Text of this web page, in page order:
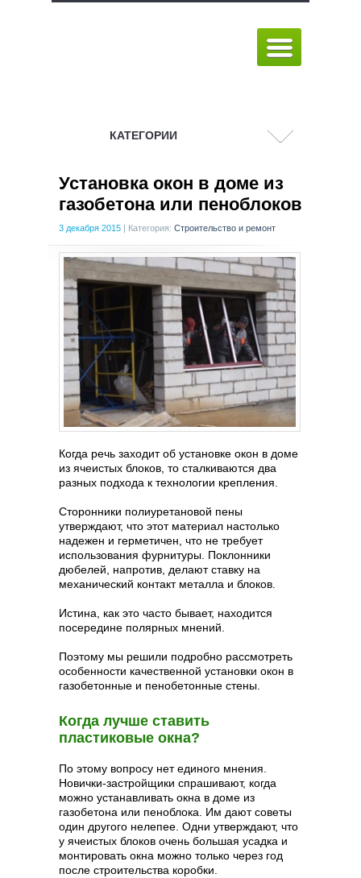
КАТЕГОРИИ
Установка окон в доме из
газобетона или пеноблоков
3 декабря 2015 | Категория: Строительство и ремонт
Когда речь заходит об установке окон в доме
из ячеистых блоков, то сталкиваются два
разных подхода к технологии крепления.
Сторонники полиуретановой пены
утверждают, что этот материал настолько
надежен и герметичен, что не требует
использования фурнитуры. Поклонники
дюбелей, напротив, делают ставку на
механический контакт металла и блоков.
Истина, как это часто бывает, находится
посередине полярных мнений.
Поэтому мы решили подробно рассмотреть
особенности качественной установки окон в
газобетонные и пенобетонные стены.
Когда лучше ставить
пластиковые окна?
По этому вопросу нет единого мнения.
Новички-застройщики спрашивают, когда
можно устанавливать окна в доме из
газобетона или пеноблока. Им дают советы
один другого нелепее. Одни утверждают, что
у ячеистых блоков очень большая усадка и
монтировать окна можно только через год
после строительства коробки.